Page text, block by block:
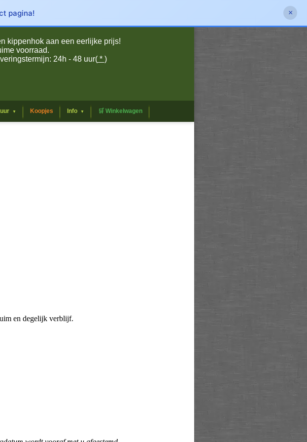
pagina! ×
kippenhok aan een eerlijke prijs!
voorraad.
24h - 48 uur(* )
▼ Koopjes Info ▼ 🛒 Winkelwagen
en degelijk verblijf.